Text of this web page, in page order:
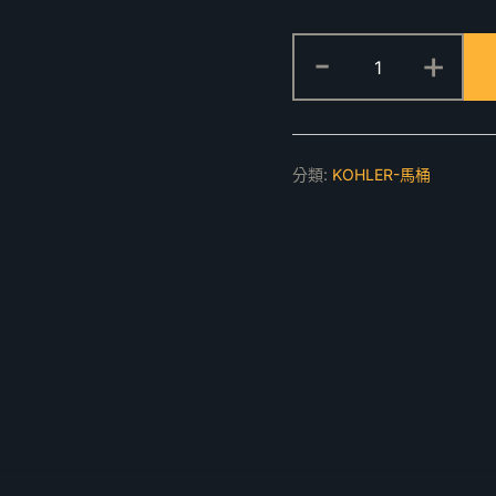
-
全
自
動
智
+
分類: KOHLER-馬桶